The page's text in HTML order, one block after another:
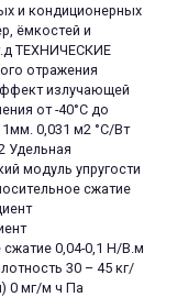
и кондиционерных
ёмкостей и
ТЕХНИЧЕСКИЕ
отражения
излучающей
от -40°С до
0,031 м2 °С/Вт
Удельная
модуль упругости
сжатие
сжатие 0,04-0,1 Н/В.м
30 – 45 кг/
0 мг/м ч Па